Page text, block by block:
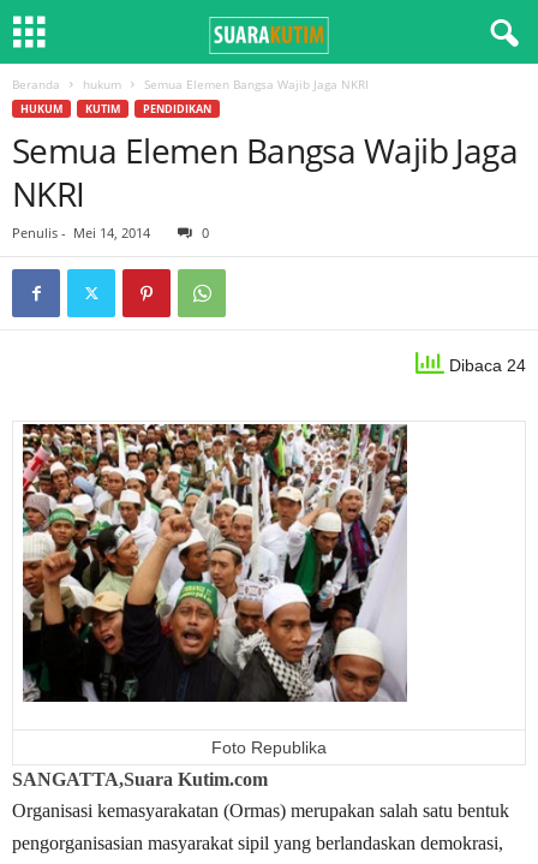
Beranda hukum Semua Elemen Bangsa Wajib Jaga NKRI
HUKUM KUTIM PENDIDIKAN
Semua Elemen Bangsa Wajib Jaga
NKRI
Penulis - Mei 14, 2014 0
Dibaca 24
Foto Republika
SANGATTA,Suara Kutim.com
Organisasi kemasyarakatan (Ormas) merupakan salah satu bentuk
pengorganisasian masyarakat sipil yang berlandaskan demokrasi,